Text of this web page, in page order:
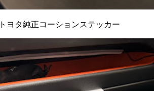
ヨタ純正コーションステッカー